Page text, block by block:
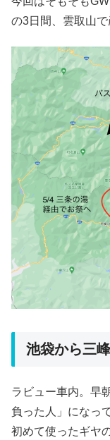
の3日間、雲取山で
池袋から三
ラビュー車内。早
負った人」になっ
初めて使ったギヤ